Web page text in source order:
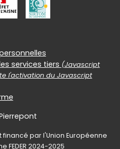
services tiers (Javascript
l'activation du Javascript
par l'Union Européenne
FEDER 2024-2025